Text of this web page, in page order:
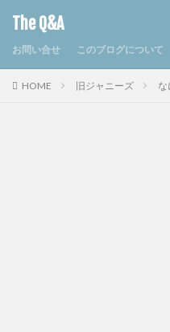
The Q&A
お問い合せ このブログについて
HOME 旧ジャニーズ